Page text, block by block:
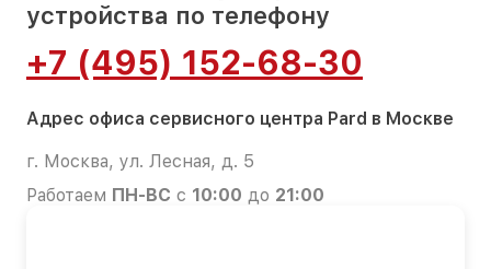
устройства по телефону
+7 (495) 152-68-30
Адрес офиса сервисного центра Pard в Москве
г. Москва, ул. Лесная, д. 5
Работаем ПН-ВС с 10:00 до 21:00